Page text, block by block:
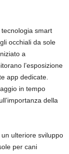
smart
occhiali da sole
a
l’esposizione
app dedicate.
in tempo
della
ulteriore sviluppo
per cani